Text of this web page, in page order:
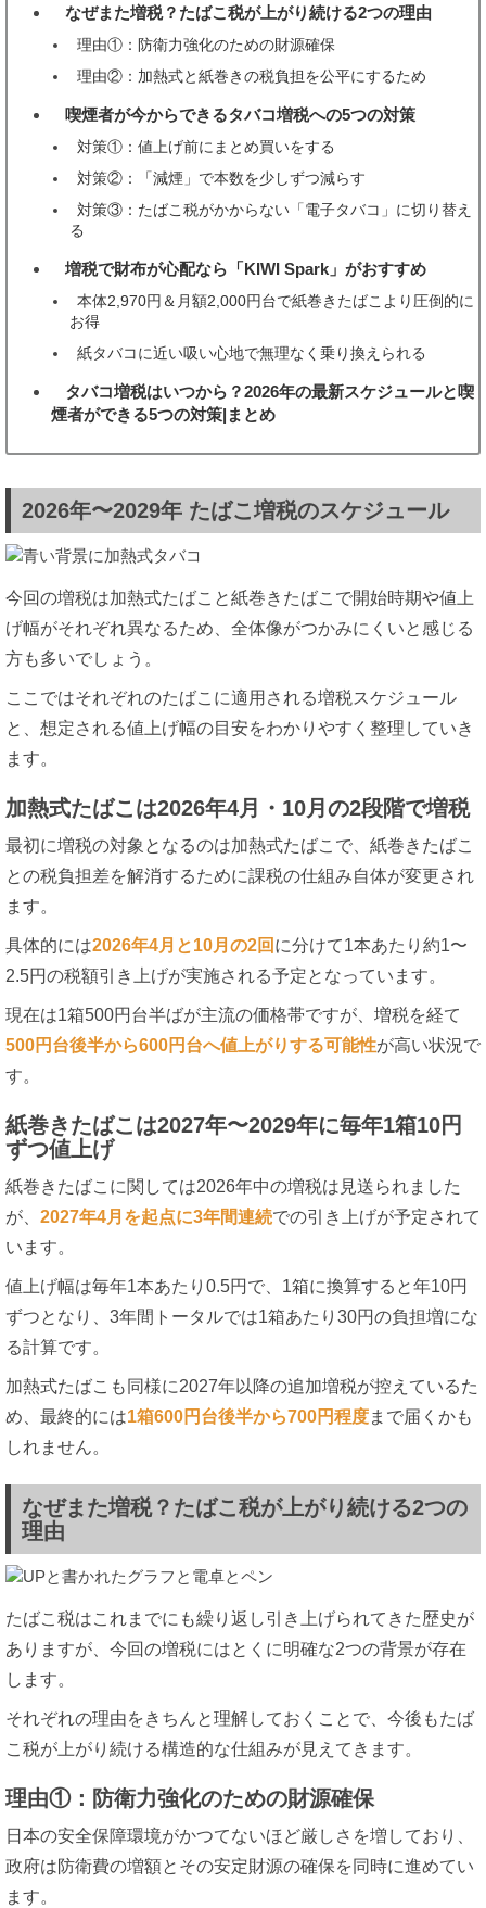
なぜまた増税？たばこ税が上がり続ける2つの理由
理由①：防衛力強化のための財源確保
理由②：加熱式と紙巻きの税負担を公平にするため
喫煙者が今からできるタバコ増税への5つの対策
対策①：値上げ前にまとめ買いをする
対策②：「減煙」で本数を少しずつ減らす
対策③：たばこ税がかからない「電子タバコ」に切り替え
る
増税で財布が心配なら「KIWI Spark」がおすすめ
本体2,970円＆月額2,000円台で紙巻きたばこより圧倒的に
お得
紙タバコに近い吸い心地で無理なく乗り換えられる
タバコ増税はいつから？2026年の最新スケジュールと喫
煙者ができる5つの対策|まとめ
2026年〜2029年 たばこ増税のスケジュール
今回の増税は加熱式たばこと紙巻きたばこで開始時期や値上
げ幅がそれぞれ異なるため、全体像がつかみにくいと感じる
方も多いでしょう。
ここではそれぞれのたばこに適用される増税スケジュール
と、想定される値上げ幅の目安をわかりやすく整理していき
ます。
加熱式たばこは2026年4月・10月の2段階で増税
最初に増税の対象となるのは加熱式たばこで、紙巻きたばこ
との税負担差を解消するために課税の仕組み自体が変更され
ます。
具体的には2026年4月と10月の2回 に分けて1本あたり約1〜
2.5円の税額引き上げが実施される予定となっています。
現在は1箱500円台半ばが主流の価格帯ですが、増税を経て
500円台後半から600円台へ値上がりする可能性が高い状況で
す。
紙巻きたばこは2027年〜2029年に毎年1箱10円
ずつ値上げ
紙巻きたばこに関しては2026年中の増税は見送られました
が、 2027年4月を起点に3年間連続での引き上げが予定されて
います。
値上げ幅は毎年1本あたり0.5円で、1箱に換算すると年10円
ずつとなり、3年間トータルでは1箱あたり30円の負担増にな
る計算です。
加熱式たばこも同様に2027年以降の追加増税が控えているた
め、最終的には1箱600円台後半から700円程度まで届くかも
しれません。
なぜまた増税？たばこ税が上がり続ける2つの
理由
たばこ税はこれまでにも繰り返し引き上げられてきた歴史が
ありますが、今回の増税にはとくに明確な2つの背景が存在
します。
それぞれの理由をきちんと理解しておくことで、今後もたば
こ税が上がり続ける構造的な仕組みが見えてきます。
理由①：防衛力強化のための財源確保
日本の安全保障環境がかつてないほど厳しさを増しており、
政府は防衛費の増額とその安定財源の確保を同時に進めてい
ます。